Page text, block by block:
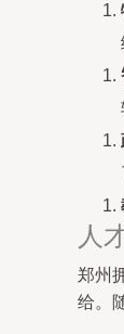
人
郑州
给。